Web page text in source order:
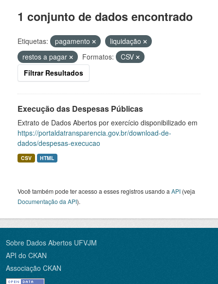
1 conjunto de dados encontrado
Etiquetas: pagamento
liquidação
restos a pagar
Formatos:
CSV
Filtrar Resultados
Execução das Despesas Públicas
Extrato de Dados Abertos por exercício disponibilizado em
https://portaldatransparencia.gov.br/download-de-
dados/despesas-execucao
CSV HTML
Você também pode ter acesso a esses registros usando a API (veja
Documentação da API).
Sobre Dados Abertos UFVJM
API do CKAN
Associação CKAN